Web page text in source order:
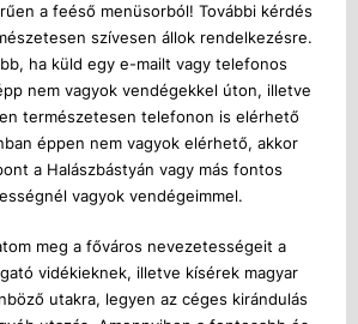
a feéső menüsorból! További kérdés
szívesen állok rendelkezésre.
ha küld egy e-mailt vagy telefonos
nem vagyok vendégekkel úton, illetve
természetesen telefonon is elérhető
éppen nem vagyok elérhető, akkor
a Halászbástyán vagy más fontos
vagyok vendégeimmel.
meg a főváros nevezetességeit a
vidékieknek, illetve kísérek magyar
utakra, legyen az céges kirándulás